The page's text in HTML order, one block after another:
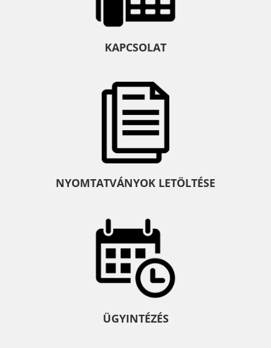
KAPCSOLAT
NYOMTATVÁNYOK LETÖLTÉSE
ÜGYINTÉZÉS